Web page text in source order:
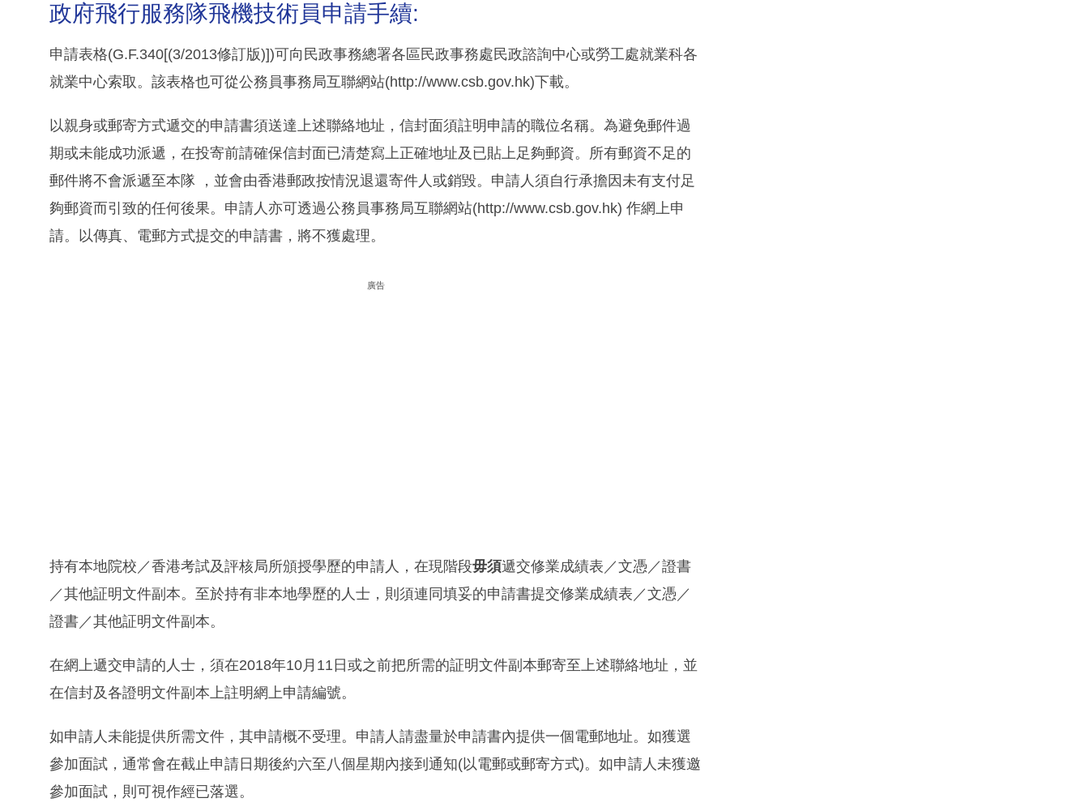
政府飛行服務隊飛機技術員申請手續:
申請表格(G.F.340[(3/2013修訂版)])可向民政事務總署各區民政事務處民政諮詢中心或勞工處就業科各
就業中心索取。該表格也可從公務員事務局互聯網站(http://www.csb.gov.hk)下載。
以親身或郵寄方式遞交的申請書須送達上述聯絡地址，信封面須註明申請的職位名稱。為避免郵件過
期或未能成功派遞，在投寄前請確保信封面已清楚寫上正確地址及已貼上足夠郵資。所有郵資不足的
郵件將不會派遞至本隊 ，並會由香港郵政按情況退還寄件人或銷毀。申請人須自行承擔因未有支付足
夠郵資而引致的任何後果。申請人亦可透過公務員事務局互聯網站(http://www.csb.gov.hk) 作網上申
請。以傳真、電郵方式提交的申請書，將不獲處理。
廣告
持有本地院校／香港考試及評核局所頒授學歷的申請人，在現階段毋須遞交修業成績表／文憑／證書
／其他証明文件副本。至於持有非本地學歷的人士，則須連同填妥的申請書提交修業成績表／文憑／
證書／其他証明文件副本。
在網上遞交申請的人士，須在2018年10月11日或之前把所需的証明文件副本郵寄至上述聯絡地址，並
在信封及各證明文件副本上註明網上申請編號。
如申請人未能提供所需文件，其申請概不受理。申請人請盡量於申請書內提供一個電郵地址。如獲選
參加面試，通常會在截止申請日期後約六至八個星期內接到通知(以電郵或郵寄方式)。如申請人未獲邀
參加面試，則可視作經已落選。